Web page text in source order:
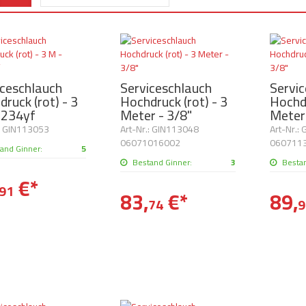
(rot) - 3
Ginner: 5
€*
Serviceschlauch
Hochdruck (rot) - 3
Meter - 3/8"
Art-Nr.: GIN113048
06071016002
Bestand Ginner: 3
83,74€*
Art-Nr.:
89,